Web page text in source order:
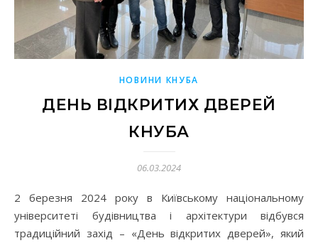
НОВИНИ КНУБА
ДЕНЬ ВІДКРИТИХ ДВЕРЕЙ
КНУБА
06.03.2024
2 березня 2024 року в Київському національному
університеті будівництва і архітектури відбувся
традиційний захід – «День відкритих дверей», який